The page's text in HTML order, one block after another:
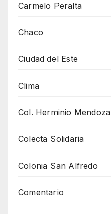
Carmelo Peralta
Chaco
Ciudad del Este
Clima
Col. Herminio Mendoza
Colecta Solidaria
Colonia San Alfredo
Comentario